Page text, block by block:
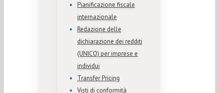
Pianificazione fiscale
internazionale
Redazione delle
dichiarazione dei redditi
(UNICO) per imprese e
individui
Transfer Pricing
Visti di conformità